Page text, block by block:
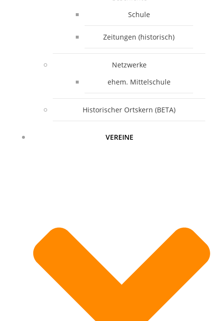
Schule
Zeitungen (historisch)
Netzwerke
ehem. Mittelschule
Historischer Ortskern (BETA)
VEREINE